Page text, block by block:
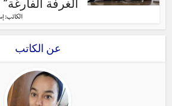
الكاتب:
عن الكاتب